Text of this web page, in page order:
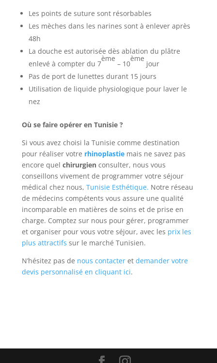
Les points de suture sont résorbables
Les mèches dans les narines sont à enlever après
48h
La douche est autorisée dès ablation du plâtre
enlevé à compter du 7
ème
– 10
ème
jour
Pas de port de lunettes durant 15 jours
Utilisation de liquide physiologique pour laver le
nez
Où se faire opérer en Tunisie ?
Si vous avez choisi la Tunisie comme destination
pour réaliser votre rhinoplastie mais ne savez pas
encore quel chirurgienconsulter, nous vous
conseillons vivement de programmer votre séjour
médical chez nous, Tunisie Esthétique. Notre réseau
de médecins compétents vous assure une qualité
incomparable en matières de soins et de prise en
charge. Comptez sur nous pour gérer, programmer
et organiser pour vous votre séjour, avec les prix les
plus attractifs sur le marché Tunisien.
N’hésitez pas de nous contacteret demander votre
devis personnalisé en cliquant ici.